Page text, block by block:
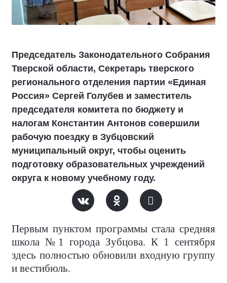
Председатель Законодательного Собрания
Тверской области, Секретарь тверского
регионального отделения партии «Единая
Россия» Сергей Голубев и заместитель
председателя комитета по бюджету и
налогам Константин Антонов совершили
рабочую поездку в Зубцовский
муниципальный округ, чтобы оценить
подготовку образовательных учреждений
округа к новому учебному году.
Первым пунктом программы стала средняя
школа №1 города Зубцова. К 1 сентября
здесь полностью обновили входную группу
и вестибюль.